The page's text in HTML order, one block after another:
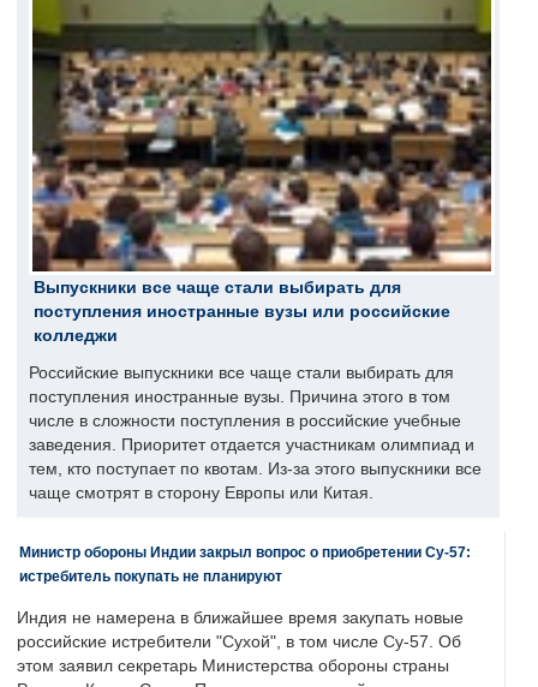
Выпускники все чаще стали выбирать для
поступления иностранные вузы или российские
колледжи
Российские выпускники все чаще стали выбирать для
поступления иностранные вузы. Причина этого в том
числе в сложности поступления в российские учебные
заведения. Приоритет отдается участникам олимпиад и
тем, кто поступает по квотам. Из-за этого выпускники все
чаще смотрят в сторону Европы или Китая.
Министр обороны Индии закрыл вопрос о приобретении Су-57:
истребитель покупать не планируют
Индия не намерена в ближайшее время закупать новые
российские истребители "Сухой", в том числе Су-57. Об
этом заявил секретарь Министерства обороны страны